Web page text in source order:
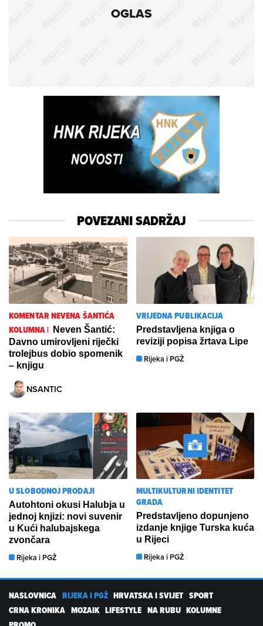
OGLAS
POVEZANI SADRŽAJ
KOMENTAR NEVENA ŠANTIĆA
KOLUMNA | Neven Šantić:
Davno umirovljeni riječki
trolejbus dobio spomenik
– knjigu
NSANTIC
VRIJEDNA PUBLIKACIJA
Predstavljena knjiga o
reviziji popisa žrtava Lipe
Rijeka i PGŽ
U SLOBODNOJ PRODAJI
Autohtoni okusi Halubja u
jednoj knjizi: novi suvenir
u Kući halubajskega
zvončara
Rijeka i PGŽ
MULTIKULTURNI IDENTITET
GRADA
Predstavljeno dopunjeno
izdanje knjige Turska kuća
u Rijeci
Rijeka i PGŽ
NASLOVNICA RIJEKA I PGŽ HRVATSKA I SVIJET SPORT
CRNA KRONIKA MOZAIK LIFESTYLE NA RUBU KOLUMNE